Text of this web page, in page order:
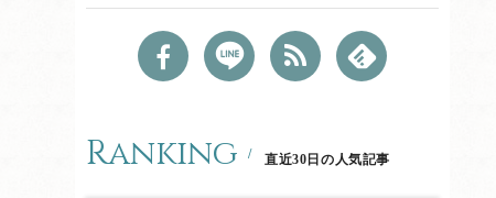
Ranking 直近30日の人気記事